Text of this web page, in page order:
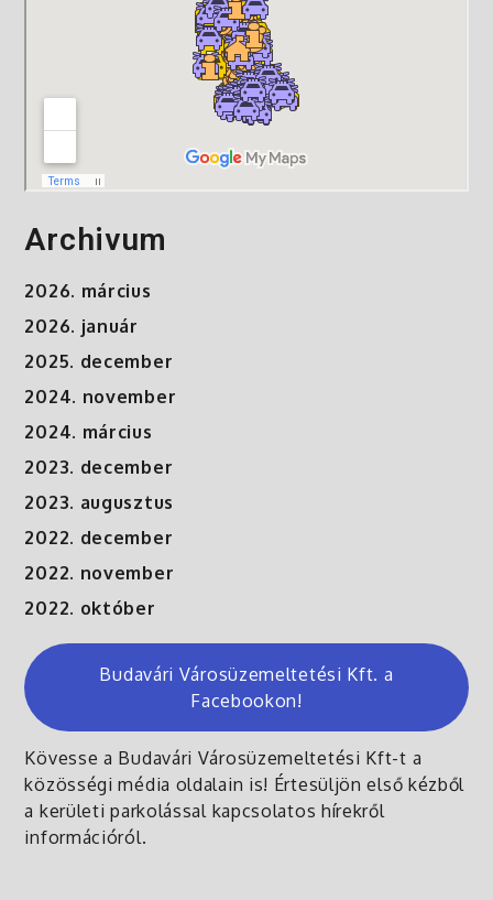
Archivum
2026. március
2026. január
2025. december
2024. november
2024. március
2023. december
2023. augusztus
2022. december
2022. november
2022. október
Budavári Városüzemeltetési Kft. a
Facebookon!
Kövesse a Budavári Városüzemeltetési Kft-t a
közösségi média oldalain is! Értesüljön első kézből
a kerületi parkolással kapcsolatos hírekről
információról.